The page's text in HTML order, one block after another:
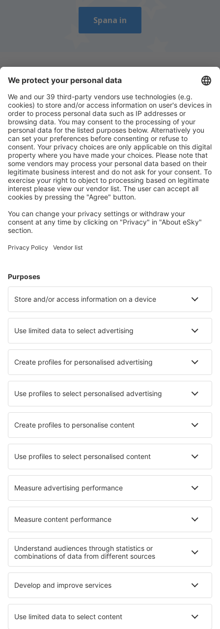
Spana in
Ladda ner vår appför att enkelt planera
dina resor
Planera din resa
Billiga flyg
Weekendresor
Flyg+Hotell
Hotell
Transfer
Sevärdheter
Sportevenemang
Läs mer
Mobilapp
Flygbolag
SAS
Ryanair
Lufthansa
Norwegian
WizzAir
Om eSky
Köpvillkor
Mina bokningar
Integritetspolicy
Support och kontakt
Integritet